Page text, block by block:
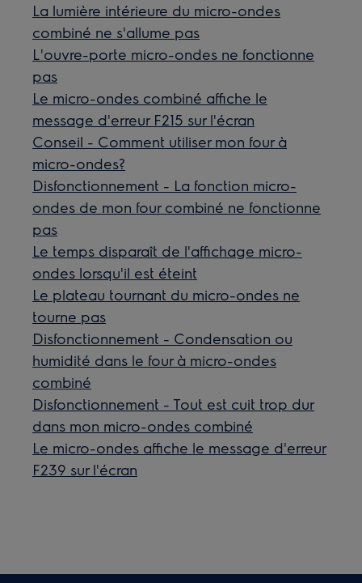
La lumière intérieure du micro-ondes
combiné ne s'allume pas
L'ouvre-porte micro-ondes ne fonctionne
pas
Le micro-ondes combiné affiche le
message d'erreur F215 sur l'écran
Conseil - Comment utiliser mon four à
micro-ondes?
Disfonctionnement - La fonction micro-
ondes de mon four combiné ne fonctionne
pas
Le temps disparaît de l'affichage micro-
ondes lorsqu'il est éteint
Le plateau tournant du micro-ondes ne
tourne pas
Disfonctionnement - Condensation ou
humidité dans le four à micro-ondes
combiné
Disfonctionnement - Tout est cuit trop dur
dans mon micro-ondes combiné
Le micro-ondes affiche le message d'erreur
F239 sur l'écran